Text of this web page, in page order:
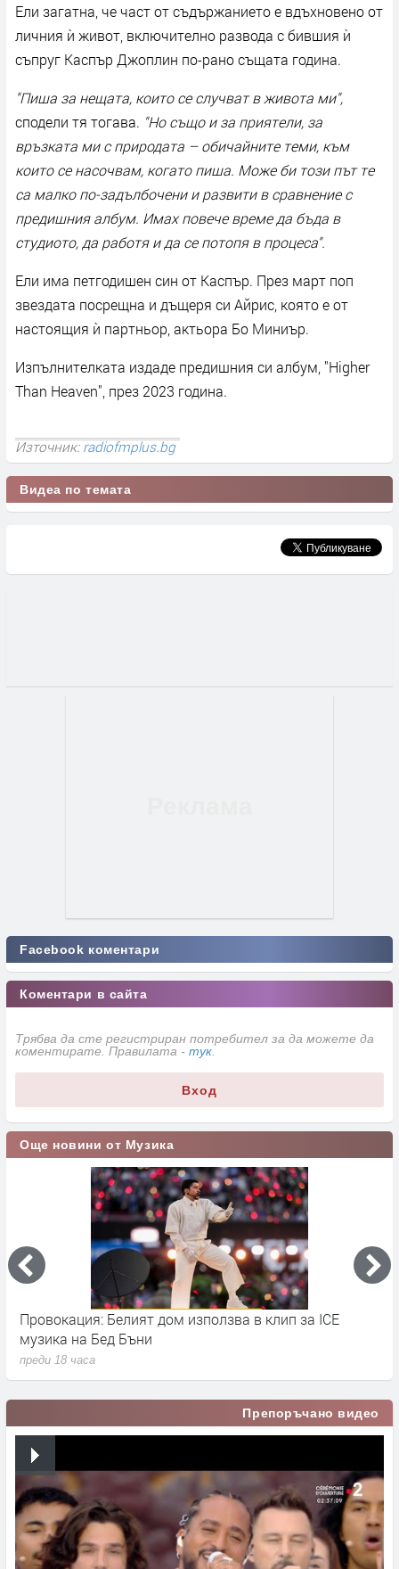
Ели загатна, че част от съдържанието е вдъхновено от
личния ѝ живот, включително развода с бившия ѝ
съпруг Каспър Джоплин по-рано същата година.
"Пиша за нещата, които се случват в живота ми",
сподели тя тогава. "Но също и за приятели, за
връзката ми с природата – обичайните теми, към
които се насочвам, когато пиша. Може би този път те
са малко по-задълбочени и развити в сравнение с
предишния албум. Имах повече време да бъда в
студиото, да работя и да се потопя в процеса".
Ели има петгодишен син от Каспър. През март поп
звездата посрещна и дъщеря си Айрис, която е от
настоящия ѝ партньор, актьора Бо Миниър.
Изпълнителката издаде предишния си албум, "Higher
Than Heaven", през 2023 година.
Източник:radiofmplus.bg
Видеа по темата
Facebook коментари
Коментари в сайта
Трябва да сте регистриран потребител за да можете да
коментирате. Правилата - тук
Вход
Още новини от Музика
Провокация: Белият дом използва в клип за ICE
музика на Бед Бъни
преди 18 часа
Препоръчано видео